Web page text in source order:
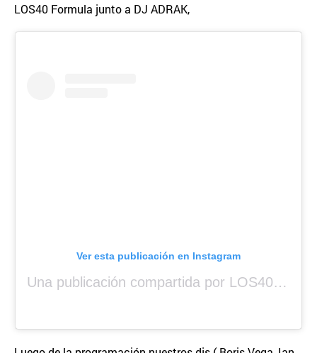
LOS40 Formula junto a DJ ADRAK,
Ver esta publicación en Instagram
Una publicación compartida por LOS40 Panamá (@los40panama)